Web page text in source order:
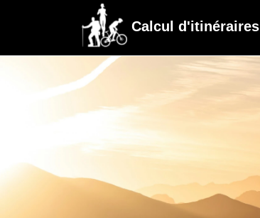
Calcul d'itinéraires